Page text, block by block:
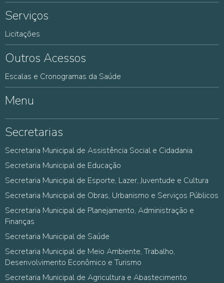
Serviços
Licitações
Outros Acessos
Escalas e Cronogramas da Saúde
Menu
Secretarias
Secretaria Municipal de Assistência Social e Cidadania
Secretaria Municipal de Educação
Secretaria Municipal de Esporte, Lazer, Juventude e Cultura
Secretaria Municipal de Obras, Urbanismo e Serviços Públicos
Secretaria Municipal de Planejamento, Administração e
Finanças
Secretaria Municipal de Saúde
Secretaria Municipal de Meio Ambiente, Trabalho,
Desenvolvimento Econômico e Turismo
Secretaria Municipal de Agricultura e Abastecimento